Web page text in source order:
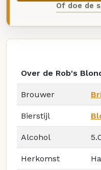
Of doe de
Over de Rob's
Brouwer
Bierstijl
Alcohol
Herkomst